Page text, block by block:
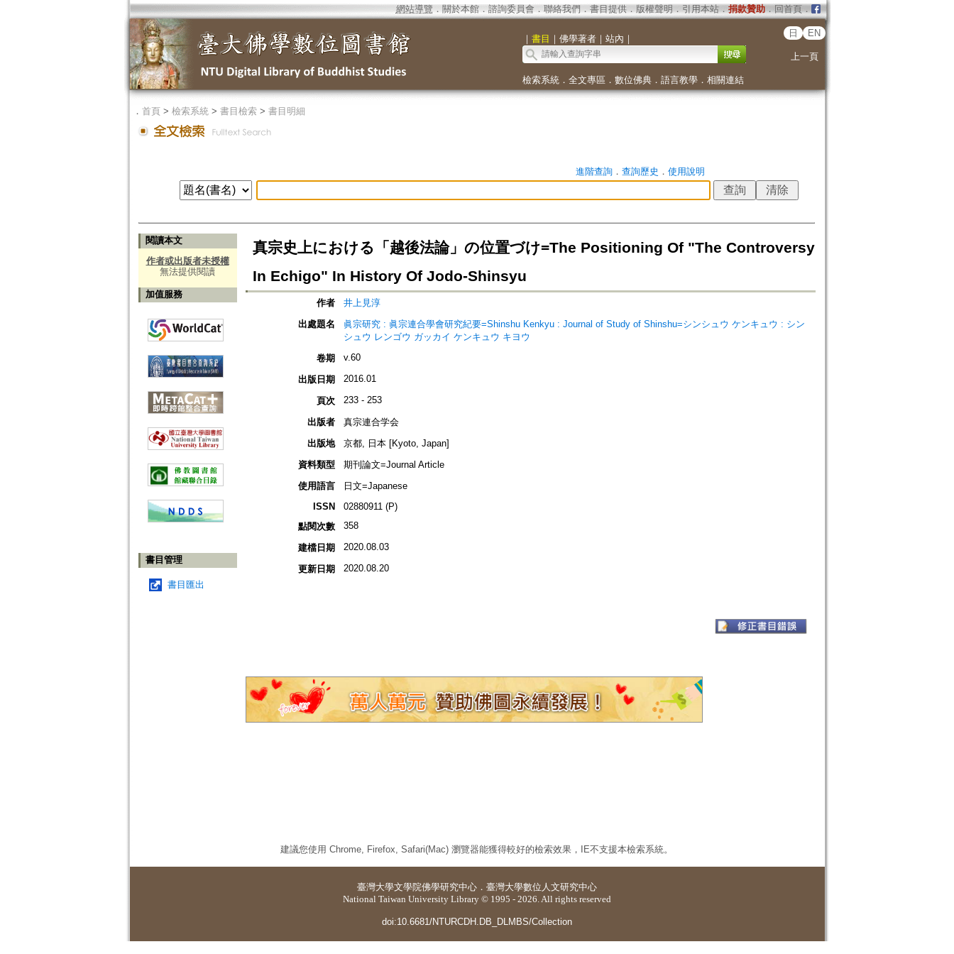
網站導覽 ． 關於本館． 諮詢委員會． 聯絡我們 ． 書目提供． 版權聲明 ． 引用本站． 捐款贊助．回首頁．
｜ 書目 ｜ 佛學著者｜ 站內 ｜
日 EN
上一頁
檢索系統． 全文專區 ． 數位佛典． 語言教學． 相關連結
． 首頁> 檢索系統> 書目檢索> 書目明細
進階查詢． 查詢歷史 ． 使用說明
閱讀本文
作者或出版者未授權
無法提供閱讀
加值服務
書目管理
書目匯出
真宗史上における「越後法論」の位置づけ=The Positioning Of "The Controversy
In Echigo" In History Of Jodo-Shinsyu
作者
井上見淳
出處題名
眞宗研究 : 眞宗連合學會研究紀要=Shinshu Kenkyu : Journal of Study of Shinshu=シンシュウ ケンキュウ : シン
シュウ レンゴウ ガッカイ ケンキュウ キヨウ
卷期
v.60
出版日期 2016.01
頁次 233 - 253
出版者
真宗連合学会
出版地
京都, 日本 [Kyoto, Japan]
資料類型
期刊論文=Journal Article
使用語言
日文=Japanese
ISSN
02880911 (P)
點閱次數
358
建檔日期 2020.08.03
更新日期 2020.08.20
建議您使用 Chrome, Firefox, Safari(Mac) 瀏覽器能獲得較好的檢索效果，IE不支援本檢索系統。
臺灣大學文學院佛學研究中心 ． 臺灣大學數位人文研究中心
National Taiwan University Library © 1995 - 2026. All rights reserved
doi:10.6681/NTURCDH.DB_DLMBS/Collection